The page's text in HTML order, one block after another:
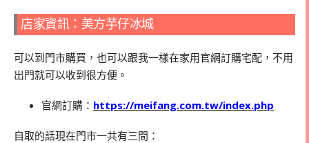
店家資訊：美方芋仔冰城
可以到門市購買，也可以跟我一樣在家用官網訂購宅配，不用
出門就可以收到很方便。
官網訂購： https://meifang.com.tw/index.php
自取的話現在門市一共有三間：